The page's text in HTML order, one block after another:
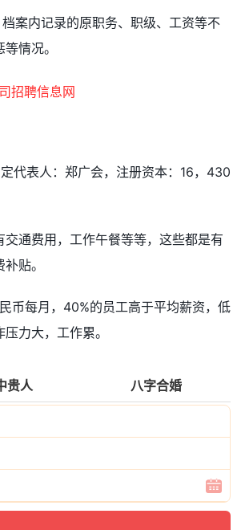
案内记录的原职务、职级、工资等不
情况。
代表人：郑广会，注册资本：16，430
通费用，工作午餐等等，这些都是有
贴。
币每月，40%的员工高于平均薪资，低
力大，工作累。
贵人 八字合婚